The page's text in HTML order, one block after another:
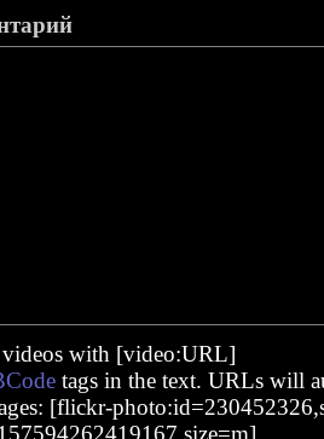
with [video:URL]
tags in the text. URLs will
[flickr-